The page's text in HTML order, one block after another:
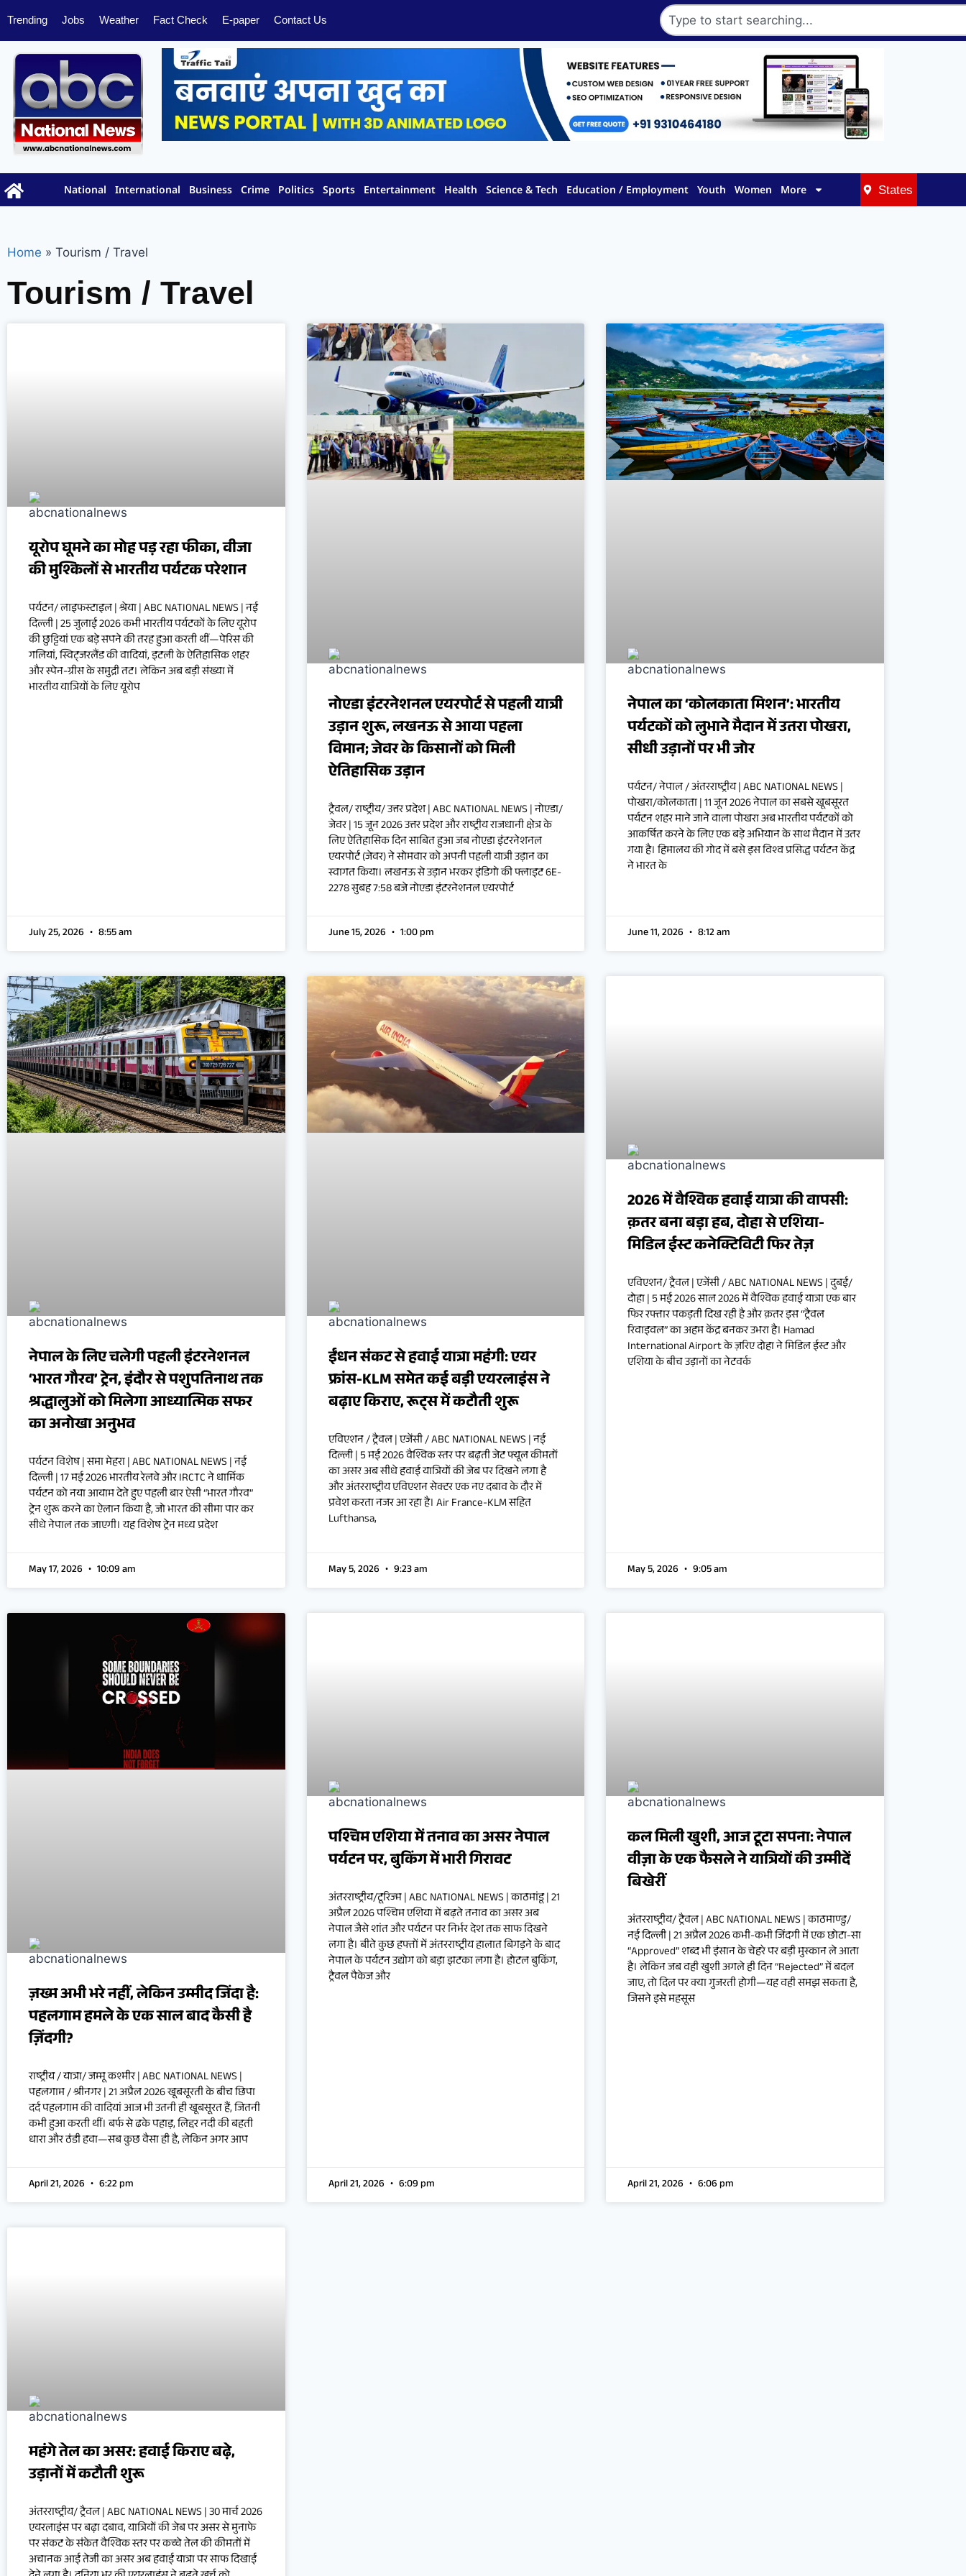
Trending Jobs Weather Fact Check E-paper Contact Us
National International Business Crime Politics Sports Entertainment Health Science & Tech Education / Employment Youth Women More States
Home » Tourism / Travel
Tourism / Travel
यूरोप घूमने का मोह पड़ रहा फीका, वीजा
की मुश्किलों से भारतीय पर्यटक परेशान
पर्यटन/ लाइफस्टाइल | श्रेया | ABC NATIONAL NEWS | नई
दिल्ली | 25 जुलाई 2026 कभी भारतीय पर्यटकों के लिए यूरोप
की छुट्टियां एक बड़े सपने की तरह हुआ करती थीं—पेरिस की
गलियां, स्विट्जरलैंड की वादियां, इटली के ऐतिहासिक शहर
और स्पेन-ग्रीस के समुद्री तट। लेकिन अब बड़ी संख्या में
भारतीय यात्रियों के लिए यूरोप
July 25, 2026 8:55 am
नोएडा इंटरनेशनल एयरपोर्ट से पहली यात्री
उड़ान शुरू, लखनऊ से आया पहला
विमान; जेवर के किसानों को मिली
ऐतिहासिक उड़ान
ट्रैवल/ राष्ट्रीय/ उत्तर प्रदेश | ABC NATIONAL NEWS | नोएडा/
जेवर | 15 जून 2026 उत्तर प्रदेश और राष्ट्रीय राजधानी क्षेत्र के
लिए ऐतिहासिक दिन साबित हुआ जब नोएडा इंटरनेशनल
एयरपोर्ट (जेवर) ने सोमवार को अपनी पहली यात्री उड़ान का
स्वागत किया। लखनऊ से उड़ान भरकर इंडिगो की फ्लाइट 6E-
2278 सुबह 7:58 बजे नोएडा इंटरनेशनल एयरपोर्ट
June 15, 2026 1:00 pm
नेपाल का ‘कोलकाता मिशन’: भारतीय
पर्यटकों को लुभाने मैदान में उतरा पोखरा,
सीधी उड़ानों पर भी जोर
पर्यटन/ नेपाल / अंतरराष्ट्रीय | ABC NATIONAL NEWS |
पोखरा/कोलकाता | 11 जून 2026 नेपाल का सबसे खूबसूरत
पर्यटन शहर माने जाने वाला पोखरा अब भारतीय पर्यटकों को
आकर्षित करने के लिए एक बड़े अभियान के साथ मैदान में उतर
गया है। हिमालय की गोद में बसे इस विश्व प्रसिद्ध पर्यटन केंद्र
ने भारत के
June 11, 2026 8:12 am
नेपाल के लिए चलेगी पहली इंटरनेशनल
‘भारत गौरव’ ट्रेन, इंदौर से पशुपतिनाथ तक
श्रद्धालुओं को मिलेगा आध्यात्मिक सफर
का अनोखा अनुभव
पर्यटन विशेष | समा मेहरा | ABC NATIONAL NEWS | नई
दिल्ली | 17 मई 2026 भारतीय रेलवे और IRCTC ने धार्मिक
पर्यटन को नया आयाम देते हुए पहली बार ऐसी “भारत गौरव”
ट्रेन शुरू करने का ऐलान किया है, जो भारत की सीमा पार कर
सीधे नेपाल तक जाएगी। यह विशेष ट्रेन मध्य प्रदेश
May 17, 2026 10:09 am
ईंधन संकट से हवाई यात्रा महंगी: एयर
फ्रांस-KLM समेत कई बड़ी एयरलाइंस ने
बढ़ाए किराए, रूट्स में कटौती शुरू
एविएशन / ट्रैवल | एजेंसी / ABC NATIONAL NEWS | नई
दिल्ली | 5 मई 2026 वैश्विक स्तर पर बढ़ती जेट फ्यूल कीमतों
का असर अब सीधे हवाई यात्रियों की जेब पर दिखने लगा है
और अंतरराष्ट्रीय एविएशन सेक्टर एक नए दबाव के दौर में
प्रवेश करता नजर आ रहा है। Air France-KLM सहित
Lufthansa,
May 5, 2026 9:23 am
2026 में वैश्विक हवाई यात्रा की वापसी:
क़तर बना बड़ा हब, दोहा से एशिया-
मिडिल ईस्ट कनेक्टिविटी फिर तेज़
एविएशन/ ट्रैवल | एजेंसी / ABC NATIONAL NEWS | दुबई/
दोहा | 5 मई 2026 साल 2026 में वैश्विक हवाई यात्रा एक बार
फिर रफ्तार पकड़ती दिख रही है और क़तर इस “ट्रैवल
रिवाइवल” का अहम केंद्र बनकर उभरा है। Hamad
International Airport के ज़रिए दोहा ने मिडिल ईस्ट और
एशिया के बीच उड़ानों का नेटवर्क
May 5, 2026 9:05 am
ज़ख्म अभी भरे नहीं, लेकिन उम्मीद जिंदा है:
पहलगाम हमले के एक साल बाद कैसी है
ज़िंदगी?
राष्ट्रीय / यात्रा/ जम्मू कश्मीर | ABC NATIONAL NEWS |
पहलगाम / श्रीनगर | 21 अप्रैल 2026 खूबसूरती के बीच छिपा
दर्द पहलगाम की वादियां आज भी उतनी ही खूबसूरत हैं, जितनी
कभी हुआ करती थीं। बर्फ से ढके पहाड़, लिद्दर नदी की बहती
धारा और ठंडी हवा—सब कुछ वैसा ही है, लेकिन अगर आप
April 21, 2026 6:22 pm
पश्चिम एशिया में तनाव का असर नेपाल
पर्यटन पर, बुकिंग में भारी गिरावट
अंतरराष्ट्रीय/टूरिज्म | ABC NATIONAL NEWS | काठमांडू | 21
अप्रैल 2026 पश्चिम एशिया में बढ़ते तनाव का असर अब
नेपाल जैसे शांत और पर्यटन पर निर्भर देश तक साफ दिखने
लगा है। बीते कुछ हफ्तों में अंतरराष्ट्रीय हालात बिगड़ने के बाद
नेपाल के पर्यटन उद्योग को बड़ा झटका लगा है। होटल बुकिंग,
ट्रैवल पैकेज और
April 21, 2026 6:09 pm
कल मिली खुशी, आज टूटा सपना: नेपाल
वीज़ा के एक फैसले ने यात्रियों की उम्मीदें
बिखेरीं
अंतरराष्ट्रीय/ ट्रैवल | ABC NATIONAL NEWS | काठमाण्डु/
नई दिल्ली | 21 अप्रैल 2026 कभी-कभी जिंदगी में एक छोटा-सा
“Approved” शब्द भी इंसान के चेहरे पर बड़ी मुस्कान ले आता
है। लेकिन जब वही खुशी अगले ही दिन “Rejected” में बदल
जाए, तो दिल पर क्या गुजरती होगी—यह वही समझ सकता है,
जिसने इसे महसूस
April 21, 2026 6:06 pm
महंगे तेल का असर: हवाई किराए बढ़े,
उड़ानों में कटौती शुरू
अंतरराष्ट्रीय/ ट्रैवल | ABC NATIONAL NEWS | 30 मार्च 2026
एयरलाइंस पर बढ़ा दबाव, यात्रियों की जेब पर असर से मुनाफे
पर संकट के संकेत वैश्विक स्तर पर कच्चे तेल की कीमतों में
अचानक आई तेजी का असर अब हवाई यात्रा पर साफ दिखाई